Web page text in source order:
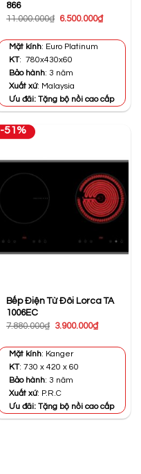
866
11.000.000₫ Giá
11.000.000₫.
6.500.000₫Giá
Mặt kính: Euro Platinum
KT: 780x430x60
Bảo hành: 3 năm
Xuất xứ: Malaysia
Ưu đãi: Tặng bộ nồi cao cấp
-51%
Bếp Điện Từ Đôi Lorca TA
1006EC
7.880.000₫ Giá
7.880.000₫.
3.900.000₫Giá
Mặt kính: Kanger
KT: 730 x 420 x 60
Bảo hành: 3 năm
Xuất xứ: P.R.C
Ưu đãi: Tặng bộ nồi cao cấp